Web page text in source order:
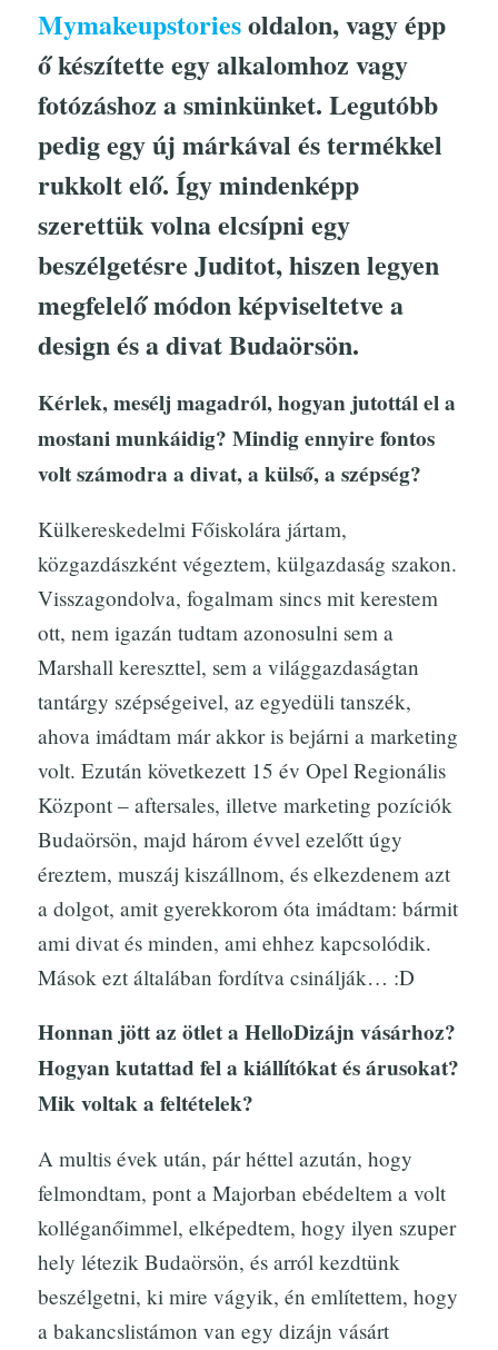
Mymakeupstoriesoldalon, vagy épp
ő készítette egy alkalomhoz vagy
fotózáshoz a sminkünket. Legutóbb
pedig egy új márkával és termékkel
rukkolt elő. Így mindenképp
szerettük volna elcsípni egy
beszélgetésre Juditot, hiszen legyen
megfelelő módon képviseltetve a
design és a divat Budaörsön.
Kérlek, mesélj magadról, hogyan jutottál el a
mostani munkáidig? Mindig ennyire fontos
volt számodra a divat, a külső, a szépség?
Külkereskedelmi Főiskolára jártam,
közgazdászként végeztem, külgazdaság szakon.
Visszagondolva, fogalmam sincs mit kerestem
ott, nem igazán tudtam azonosulni sem a
Marshall kereszttel, sem a világgazdaságtan
tantárgy szépségeivel, az egyedüli tanszék,
ahova imádtam már akkor is bejárni a marketing
volt. Ezután következett 15 év Opel Regionális
Központ – aftersales, illetve marketing pozíciók
Budaörsön, majd három évvel ezelőtt úgy
éreztem, muszáj kiszállnom, és elkezdenem azt
a dolgot, amit gyerekkorom óta imádtam: bármit
ami divat és minden, ami ehhez kapcsolódik.
Mások ezt általában fordítva csinálják… :D
Honnan jött az ötlet a HelloDizájn vásárhoz?
Hogyan kutattad fel a kiállítókat és árusokat?
Mik voltak a feltételek?
A multis évek után, pár héttel azután, hogy
felmondtam, pont a Majorban ebédeltem a volt
kolléganőimmel, elképedtem, hogy ilyen szuper
hely létezik Budaörsön, és arról kezdtünk
beszélgetni, ki mire vágyik, én említettem, hogy
a bakancslistámon van egy dizájn vásárt